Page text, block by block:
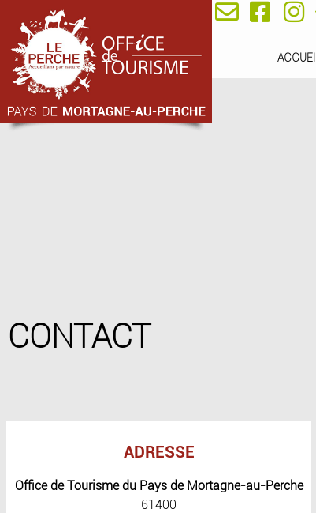
ACCUEIL
CONTACT
ADRESSE
Office de Tourisme du Pays de Mortagne-au-Perche
61400